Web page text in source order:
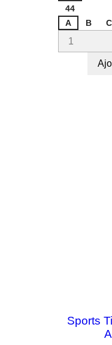
44
A
B C
Sports